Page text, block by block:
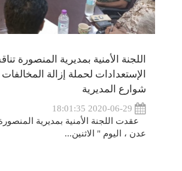
اللجنة الأمنية بمديرية المنصورة
الإستعدادات لحملة إزالة
شوارع المديرية
عقدت اللجنة الأمنية بمديرية
عدن ، اليوم " الاثنين...